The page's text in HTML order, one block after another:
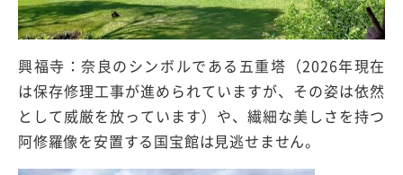
興福寺：奈良のシンボルである五重塔（2026年現在
は保存修理工事が進められていますが、その姿は依然
として威厳を放っています）や、繊細な美しさを持つ
阿修羅像を安置する国宝館は見逃せません。